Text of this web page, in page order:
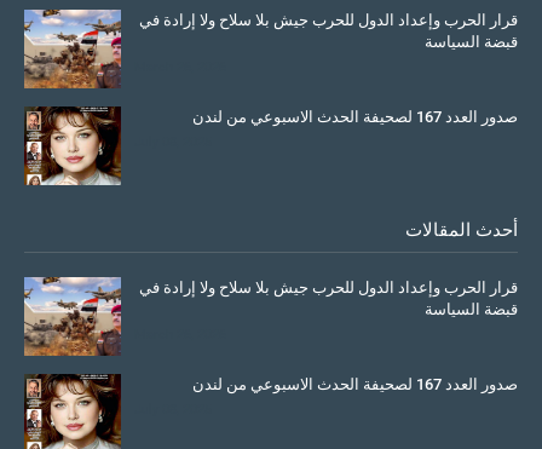
قرار الحرب وإعداد الدول للحرب جيش بلا سلاح ولا إرادة في
قبضة السياسة
صدور العدد 167 لصحيفة الحدث الاسبوعي من لندن
أحدث المقالات
قرار الحرب وإعداد الدول للحرب جيش بلا سلاح ولا إرادة في
قبضة السياسة
صدور العدد 167 لصحيفة الحدث الاسبوعي من لندن